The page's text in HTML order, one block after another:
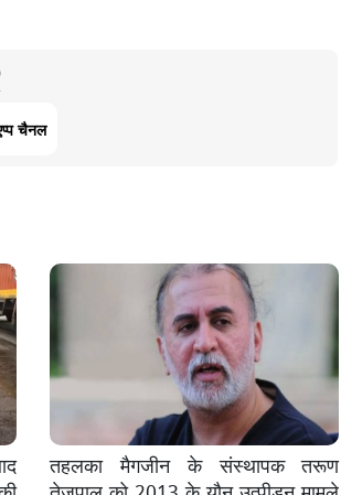
चैनल
तहलका मैगजीन के संस्थापक तरूण